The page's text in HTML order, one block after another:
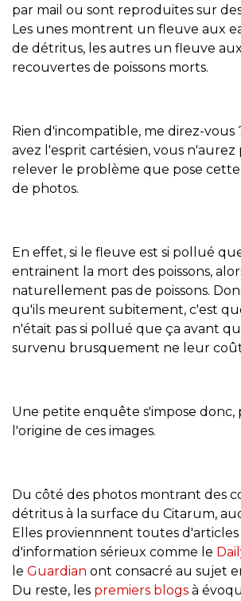
par mail ou sont reproduites sur
Les unes montrent un fleuve aux
de détritus, les autres un fleuve
recouvertes de poissons morts.
Rien d'incompatible, me direz-vous
avez l'esprit cartésien, vous n'aurez
relever le problème que pose
de photos.
En effet, si le fleuve est si pollué
entrainent la mort des poissons,
naturellement pas de poissons.
qu'ils meurent subitement, c'est
n'était pas si pollué que ça avant
survenu brusquement ne leur
Une petite enquête s'impose
l'origine de ces images.
Du côté des photos montrant des
détritus à la surface du Citarum,
Elles proviennnent toutes d'articles
d'information sérieux comme le
le Guardian ont consacré au sujet
Du reste, les premiers blogs à